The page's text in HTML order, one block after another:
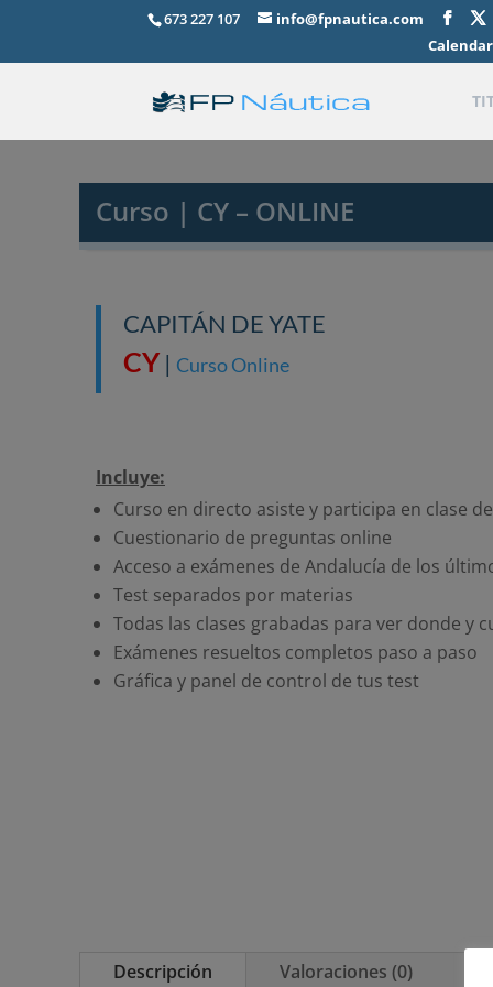
673 227 107
info@fpnautica.com
Curso | CY – ONLINE
CAPITÁN DE YATE
CY | Curso Online
Incluye:
Curso en directo asiste y participa en clase
Cuestionario de preguntas online
Acceso a exámenes de Andalucía de los
Test separados por materias
Todas las clases grabadas para ver donde y
Exámenes resueltos completos paso a paso
Gráfica y panel de control de tus test
Descripción Valoraciones (0)